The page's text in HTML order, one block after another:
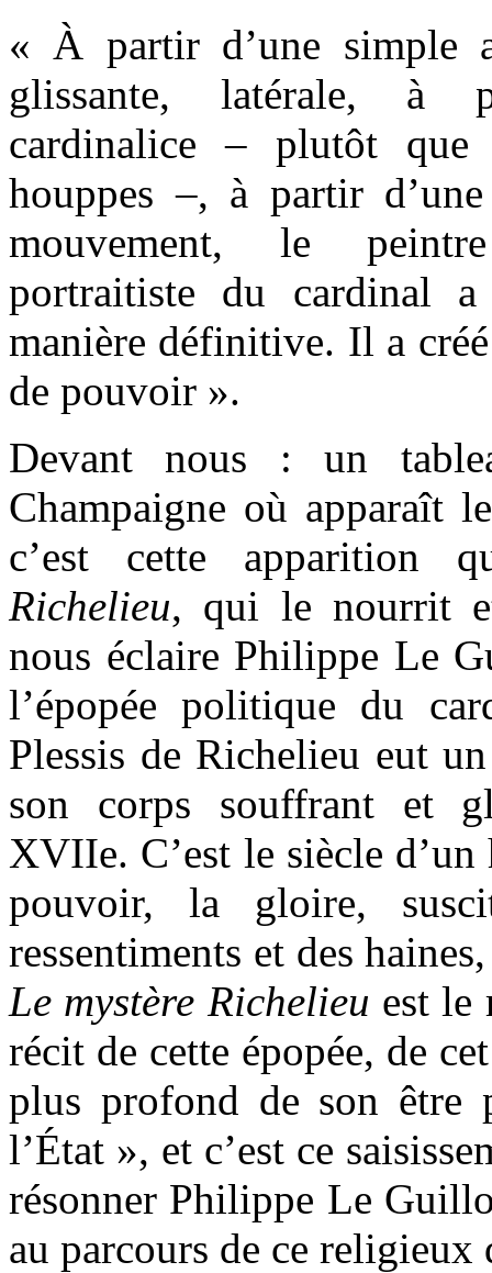
« À partir d’une simple
glissante, latérale, à
cardinalice – plutôt que
houppes –, à partir
mouvement, le
portraitiste du cardinal
manière définitive. Il a
de pouvoir ».
Devant nous : un
Champaigne où apparaît
c’est cette apparition
Richelieu, qui le nourrit
nous éclaire Philippe Le
l’épopée politique du
Plessis de Richelieu eut
son corps souffrant et
XVIIe. C’est le siècle
pouvoir, la gloire,
ressentiments et des
Le mystère Richelieu est le
récit de cette épopée, de
plus profond de son être
l’État », et c’est ce
résonner Philippe Le
au parcours de ce religieux